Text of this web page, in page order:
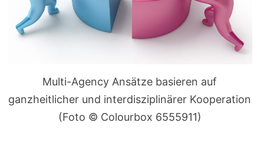
Multi-Agency Ansätze basieren auf
ganzheitlicher und interdisziplinärer Kooperation
(Foto © Colourbox 6555911)